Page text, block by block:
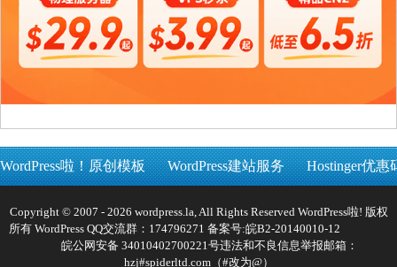
WordPress啦！原创模板 WordPress建站服务 Hostinger优惠
Copyright © 2007 - 2026 wordpress.la, All Rights Reserved WordPress啦! 版权
所有 WordPress QQ交流群：174796271 备案号:皖B2-20140010-12
皖公网安备 34010402700221号违法和不良信息举报邮箱：
hzj#spiderltd.com（#改为@）